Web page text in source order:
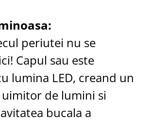
periutei nu se
Capul sau este
lumina LED, creand un
de lumini si
bucala a